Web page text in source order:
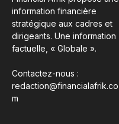
information financière
stratégique aux cadres et
dirigeants. Une information
factuelle, « Globale ».
Contactez-nous :
redaction@financialafrik.co
m